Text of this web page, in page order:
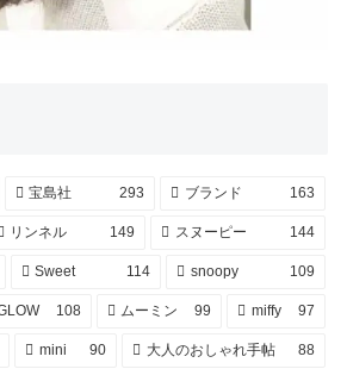
宝島社 293 ブランド 163
リンネル 149 スヌーピー 144
Sweet 114 snoopy 109
108 ムーミン 99 miffy 97
mini 90 大人のおしゃれ手帖 88